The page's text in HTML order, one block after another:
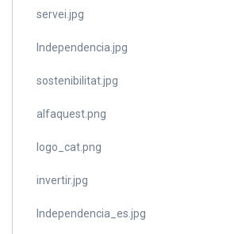
servei.jpg
Independencia.jpg
sostenibilitat.jpg
alfaquest.png
logo_cat.png
invertir.jpg
Independencia_es.jpg